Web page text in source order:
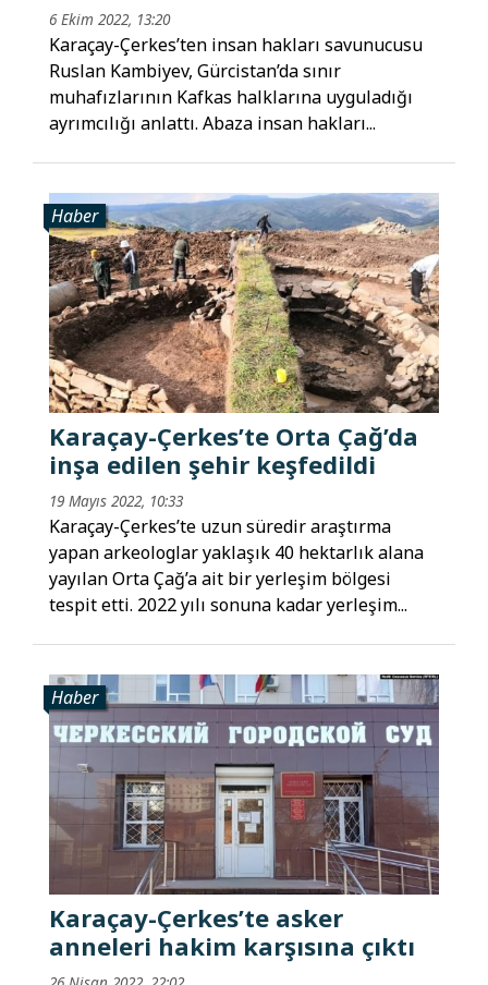
6 Ekim 2022, 13:20
Karaçay-Çerkes’ten insan hakları savunucusu
Ruslan Kambiyev, Gürcistan’da sınır
muhafızlarının Kafkas halklarına uyguladığı
ayrımcılığı anlattı. Abaza insan hakları...
Haber
Karaçay-Çerkes’te Orta Çağ’da
inşa edilen şehir keşfedildi
19 Mayıs 2022, 10:33
Karaçay-Çerkes’te uzun süredir araştırma
yapan arkeologlar yaklaşık 40 hektarlık alana
yayılan Orta Çağ’a ait bir yerleşim bölgesi
tespit etti. 2022 yılı sonuna kadar yerleşim...
Haber
Karaçay-Çerkes’te asker
anneleri hakim karşısına çıktı